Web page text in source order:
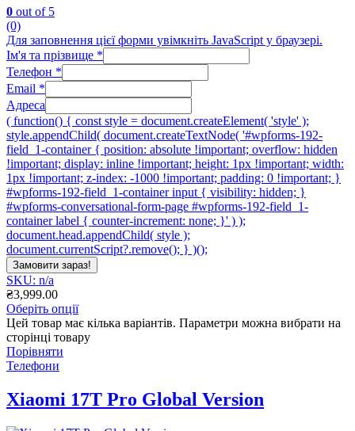
0 out of 5
(0)
Для заповнення цієї форми увімкніть JavaScript у браузері.
Ім'я та прізвище *
Телефон *
Email *
Адреса
( function() { const style = document.createElement( 'style' );
style.appendChild( document.createTextNode( '#wpforms-192-
field_1-container { position: absolute !important; overflow: hidden
!important; display: inline !important; height: 1px !important; width:
1px !important; z-index: -1000 !important; padding: 0 !important; }
#wpforms-192-field_1-container input { visibility: hidden; }
#wpforms-conversational-form-page #wpforms-192-field_1-
container label { counter-increment: none; }' ) );
document.head.appendChild( style );
document.currentScript?.remove(); } )();
Замовити зараз!
SKU: n/a
₴3,999.00
Оберіть опції
Цей товар має кілька варіантів. Параметри можна вибрати на
сторінці товару
Порівняти
Телефони
Xiaomi 17T Pro Global Version